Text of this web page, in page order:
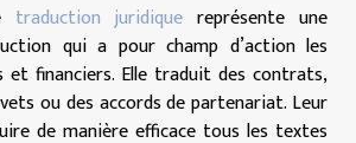
traduction juridique représente une
qui a pour champ d’action les
et financiers. Elle traduit des contrats,
ou des accords de partenariat. Leur
de manière efficace tous les textes